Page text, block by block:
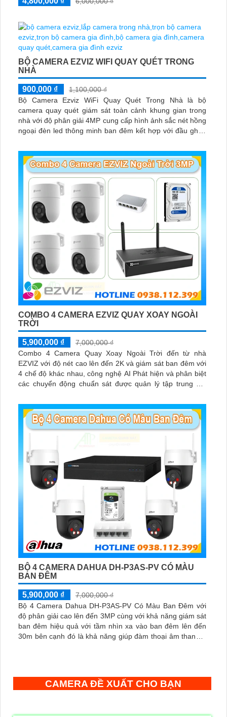
BỘ CAMERA EZVIZ WIFI QUAY QUÉT TRONG
NHÀ
900,000 ₫
1,100,000 ₫
Bộ Camera Ezviz WiFi Quay Quét Trong Nhà là bộ
camera quay quét giám sát toàn cảnh khung gian trong
nhà với độ phân giải 4MP cung cấp hình ảnh sắc nét hồng
ngoại đèn led thông minh ban đêm kết hợp với đầu ghi 8
COMBO 4 CAMERA EZVIZ QUAY XOAY NGOÀI
TRỜI
5,900,000 ₫
7,000,000 ₫
Combo 4 Camera Quay Xoay Ngoài Trời đến từ nhà
EZVIZ với độ nét cao lên đến 2K và giám sát ban đêm với
4 chế độ khác nhau, công nghệ AI Phát hiện và phân biệt
các chuyển động chuẩn sát được quản lý tập trung bởi
BỘ 4 CAMERA DAHUA DH-P3AS-PV CÓ MÀU
BAN ĐÊM
5,900,000 ₫
7,000,000 ₫
Bộ 4 Camera Dahua DH-P3AS-PV Có Màu Ban Đêm với
độ phân giải cao lên đến 3MP cùng với khả năng giám sát
ban đêm hiệu quả với tầm nhìn xa vào ban đêm lên đến
30m bên cạnh đó là khả năng giúp đàm thoại âm thanh 2
CAMERA ĐỀ XUẤT CHO BẠN